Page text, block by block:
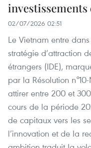
investissements
02/07/2026 02:51
Le Vietnam entre
stratégie d’attraction
étrangers (IDE),
par la Résolution
attirer entre 200 et
cours de la période
de capitaux vers les
l’innovation et de la